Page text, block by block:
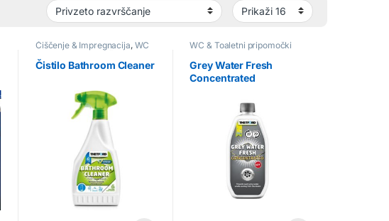
Čiščenje & Impregnacija, WC
& Toaletni pripomočki
Čistilo Bathroom Cleaner
WC & Toaletni pripomočki
Grey Water Fresh
Concentrated